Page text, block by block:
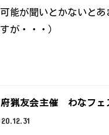
能が聞いとかないと
が・・・）
猟友会主催 わなフェ